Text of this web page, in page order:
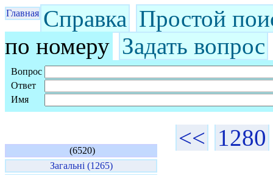
Главная Справка Простой
по номеру Задать вопрос
Вопрос
Ответ
Имя
(6520)
Загальні (1265)
<< 1280